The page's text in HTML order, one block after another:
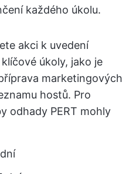
každého úkolu.
akci k uvedení
úkoly, jako je
marketingových
hostů. Pro
odhady PERT mohly